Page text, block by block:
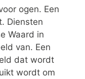
ogen. Een
Diensten
Waard in
van. Een
dat wordt
wordt om